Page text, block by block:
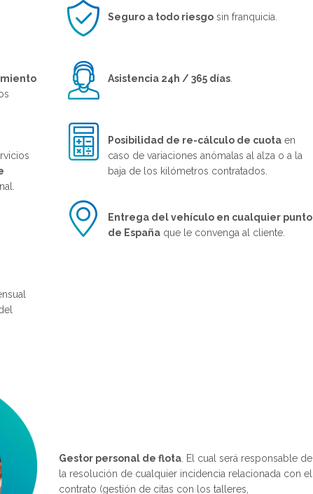
Seguro a todo riesgo sin franquicia.
Asistencia 24h / 365 días.
Posibilidad de re-cálculo de cuota en
caso de variaciones anómalas al alza o a la
baja de los kilómetros contratados.
Entrega del vehículo en cualquier punto
de España que le convenga al cliente.
Gestor personal de flota. El cual será responsable de
la resolución de cualquier incidencia relacionada con el
contrato (gestión de citas con los talleres,